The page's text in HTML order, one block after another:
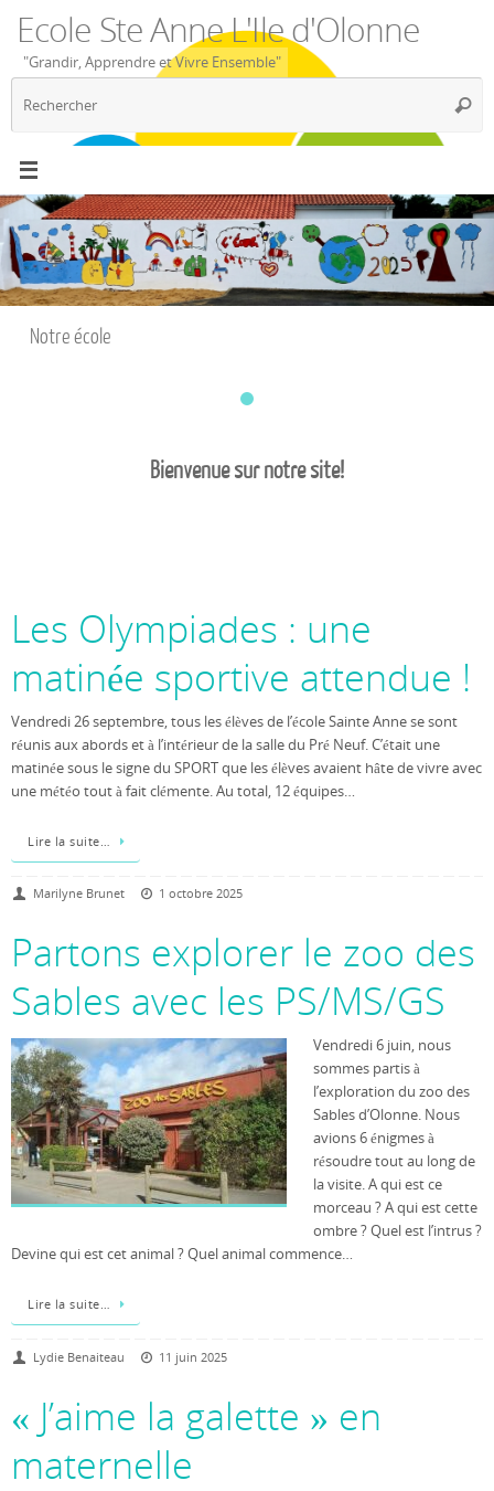
contenu
Ecole Ste Anne L'Ile d'Olonne
"Grandir, Apprendre et Vivre Ensemble"
Notre école
Bienvenue sur notre site!
Les Olympiades : une
matinée sportive attendue !
Vendredi 26 septembre, tous les élèves de l’école Sainte Anne se sont
réunis aux abords et à l’intérieur de la salle du Pré Neuf. C’était une
matinée sous le signe du SPORT que les élèves avaient hâte de vivre avec
une météo tout à fait clémente. Au total, 12 équipes…
Lire la suite…
Marilyne Brunet 1 octobre 2025
Partons explorer le zoo des
Sables avec les PS/MS/GS
Vendredi 6 juin, nous
sommes partis à
l’exploration du zoo des
Sables d’Olonne. Nous
avions 6 énigmes à
résoudre tout au long de
la visite. A qui est ce
morceau ? A qui est cette
ombre ? Quel est l’intrus ?
Devine qui est cet animal ? Quel animal commence…
Lire la suite…
Lydie Benaiteau 11 juin 2025
« J’aime la galette » en
maternelle